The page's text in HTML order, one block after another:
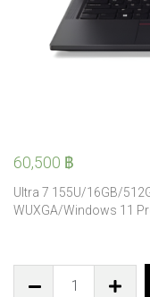
60,500 ฿
Ultra 7 155U/16GB/
WUXGA/Windows 11